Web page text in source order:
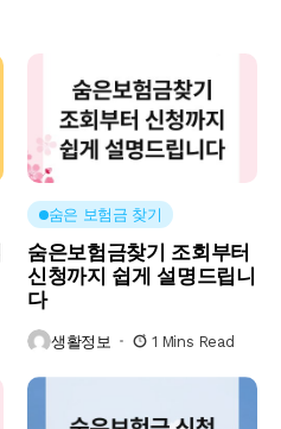
숨은 보험금 찾기
숨은보험금찾기 조회부터
신청까지 쉽게 설명드립니
다
생활정보 1 Mins Read